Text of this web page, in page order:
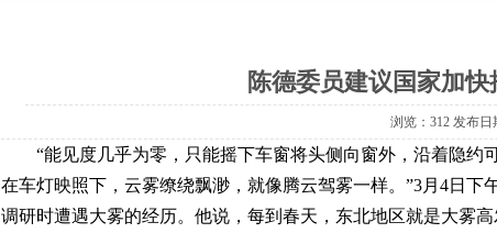
陈德委员建议国家加
浏览：312 发布日
“能见度几乎为零，只能摇下车窗将头侧向窗外，沿着隐约
在车灯映照下，云雾缭绕飘渺，就像腾云驾雾一样。”3月4日
调研时遭遇大雾的经历。他说，每到春天，东北地区就是大雾